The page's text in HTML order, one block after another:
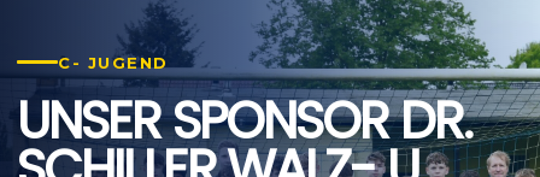
C- JUGEND
UNSER SPONSOR DR.